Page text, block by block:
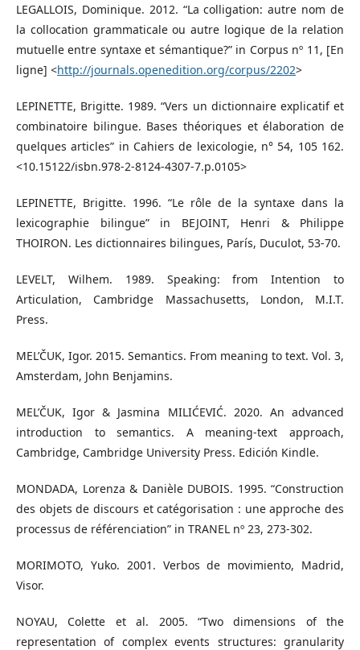
LEGALLOIS, Dominique. 2012. “La colligation: autre nom de
la collocation grammaticale ou autre logique de la relation
mutuelle entre syntaxe et sémantique?” in Corpus nº 11, [En
ligne] <http://journals.openedition.org/corpus/2202>
LEPINETTE, Brigitte. 1989. “Vers un dictionnaire explicatif et
combinatoire bilingue. Bases théoriques et élaboration de
quelques articles” in Cahiers de lexicologie, n° 54, 105 162.
<10.15122/isbn.978-2-8124-4307-7.p.0105>
LEPINETTE, Brigitte. 1996. “Le rôle de la syntaxe dans la
lexicographie bilingue” in BEJOINT, Henri & Philippe
THOIRON. Les dictionnaires bilingues, París, Duculot, 53-70.
LEVELT, Wilhem. 1989. Speaking: from Intention to
Articulation, Cambridge Massachusetts, London, M.I.T.
Press.
MEL’ČUK, Igor. 2015. Semantics. From meaning to text. Vol. 3,
Amsterdam, John Benjamins.
MEL’ČUK, Igor & Jasmina MILIĆEVIĆ. 2020. An advanced
introduction to semantics. A meaning-text approach,
Cambridge, Cambridge University Press. Edición Kindle.
MONDADA, Lorenza & Danièle DUBOIS. 1995. “Construction
des objets de discours et catégorisation : une approche des
processus de référenciation” in TRANEL nº 23, 273-302.
MORIMOTO, Yuko. 2001. Verbos de movimiento, Madrid,
Visor.
NOYAU, Colette et al. 2005. “Two dimensions of the
representation of complex events structures: granularity